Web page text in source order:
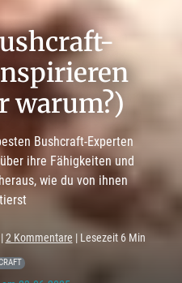
warum?)
Bushcraft-Experten
ihre Fähigkeiten und
wie du von ihnen
2 Kommentare | Lesezeit 6 Min